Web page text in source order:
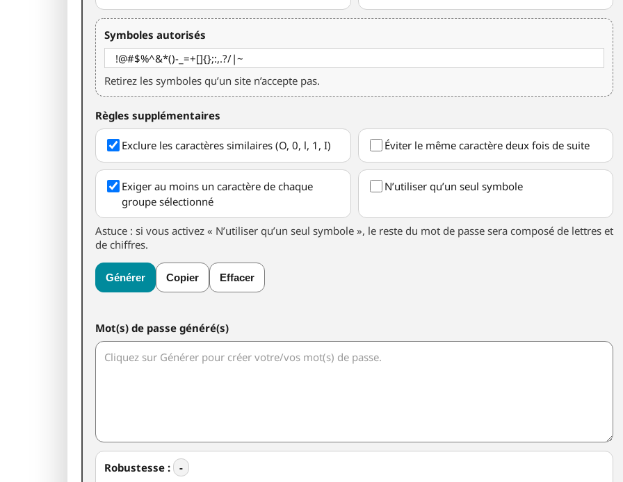
Symboles autorisés
Retirez les symboles qu’un site n’accepte pas.
Règles supplémentaires
Exclure les caractères similaires (O, 0, l, 1, I) Éviter le même caractère deux fois de suite
Exiger au moins un caractère de chaque
groupe sélectionné
N’utiliser qu’un seul symbole
Astuce : si vous activez « N’utiliser qu’un seul symbole », le reste du mot de passe sera composé de lettres et
de chiffres.
Générer Copier Effacer
Mot(s) de passe généré(s)
Robustesse :
-